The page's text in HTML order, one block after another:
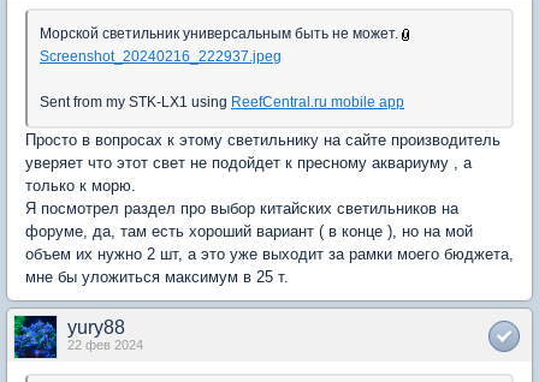
Морской светильник универсальным быть не может.
Screenshot_20240216_222937.jpeg
Sent from my STK-LX1 using ReefCentral.ru mobile app
Просто в вопросах к этому светильнику на сайте производитель
уверяет что этот свет не подойдет к пресному аквариуму , а
только к морю.
Я посмотрел раздел про выбор китайских светильников на
форуме, да, там есть хороший вариант ( в конце ), но на мой
объем их нужно 2 шт, а это уже выходит за рамки моего бюджета,
мне бы уложиться максимум в 25 т.
yury88
22 фев 2024